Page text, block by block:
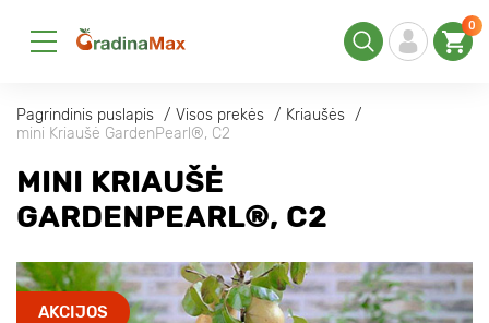
0
Pagrindinis puslapis Visos prekės
Kriaušės
mini Kriaušė GardenPearl®, C2
MINI KRIAUŠĖ
GARDENPEARL®, C2
AKCIJOS